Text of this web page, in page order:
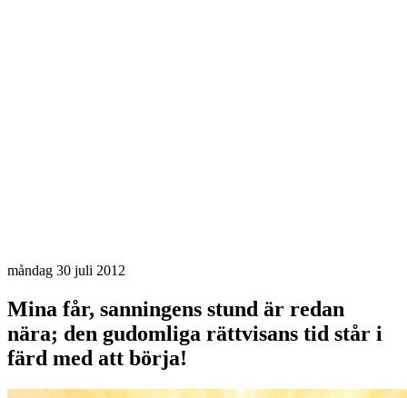
måndag 30 juli 2012
Mina får, sanningens stund är redan
nära; den gudomliga rättvisans tid står i
färd med att börja!